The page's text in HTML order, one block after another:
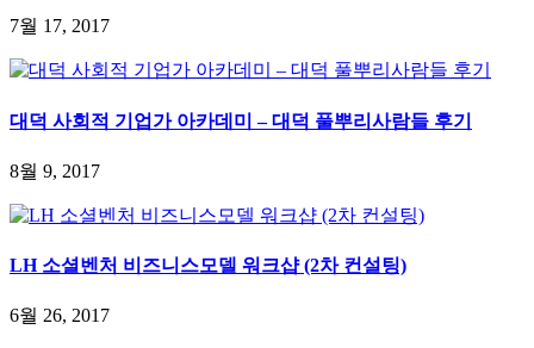
7월 17, 2017
대덕 사회적 기업가 아카데미 – 대덕 풀뿌리사람들 후기
8월 9, 2017
LH 소셜벤처 비즈니스모델 워크샵 (2차 컨설팅)
6월 26, 2017